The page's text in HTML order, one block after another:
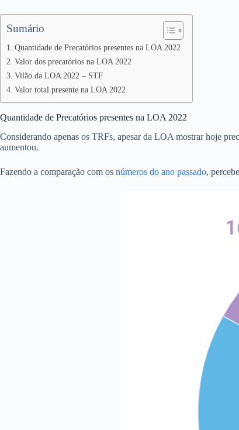
Sumário
Quantidade de Precatórios presentes na LOA 2022
Valor dos precatórios na LOA 2022
Vilão da LOA 2022 – STF
Valor total presente na LOA 2022
Quantidade de Precatórios presentes na LOA 2022
Considerando apenas os TRFs, apesar da LOA mostrar hoje
aumentou.
Fazendo a comparação com os números do ano passado,